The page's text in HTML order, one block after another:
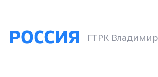
ГТРК Владимир